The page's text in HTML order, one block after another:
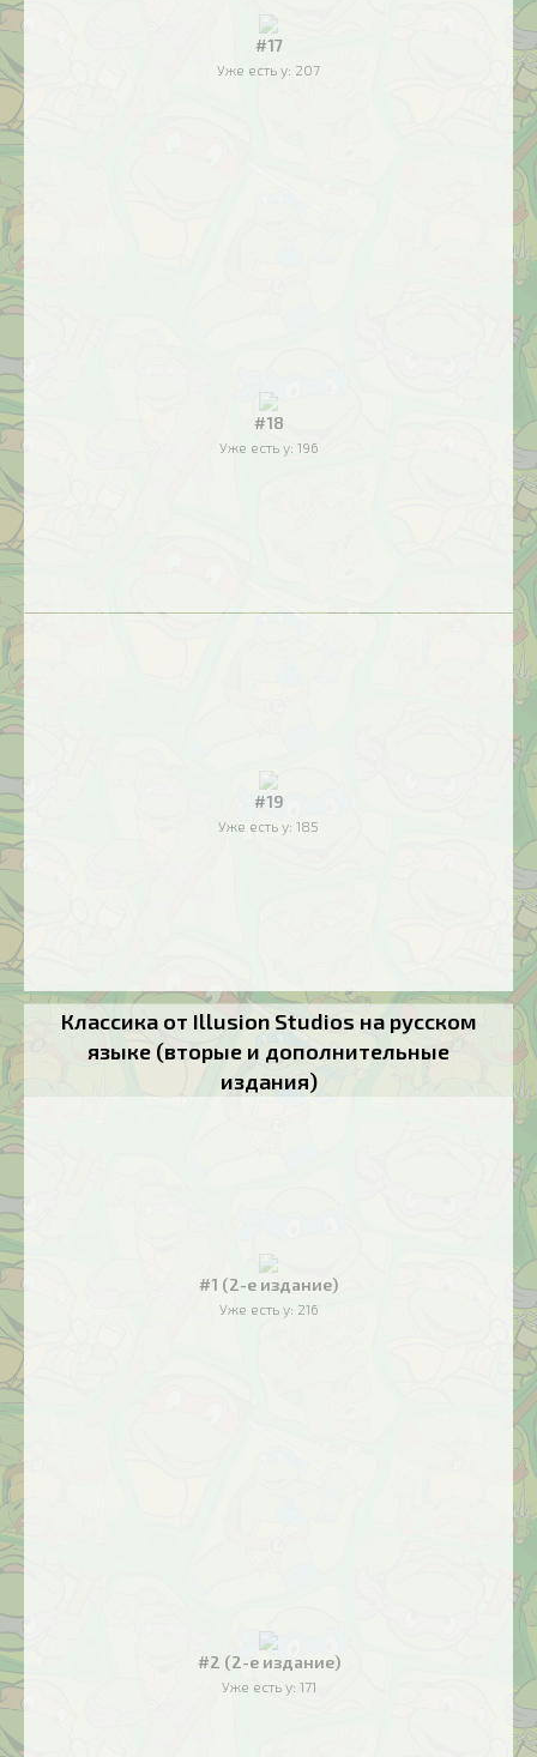
#17
Уже есть у: 207
#18
Уже есть у: 196
#19
Уже есть у: 185
Классика от Illusion Studios на русском
языке (вторые и дополнительные
издания)
#1 (2-е издание)
Уже есть у: 216
#2 (2-е издание)
Уже есть у: 171